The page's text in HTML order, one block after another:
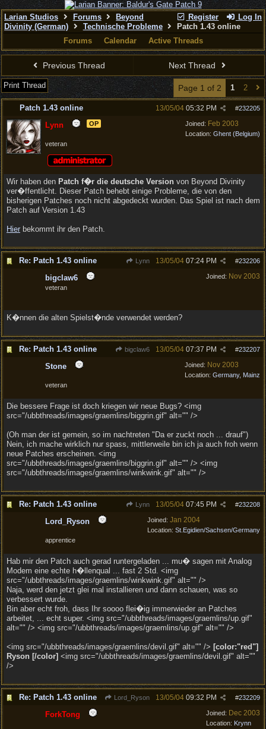
Register Log In
Larian Studios Forums
Beyond
Divinity (German)
Technische Probleme
Patch 1.43 online
Forums
Calendar Active Threads
Previous Thread Next Thread
Print Thread Page 1 of 2 1 2
Patch 1.43 online #232205
13/05/04 05:32 PM
Joined: Feb 2003
Location: Ghent (Belgium)
Lynn OP
veteran
Wir haben den Patch f�r die deutsche Version von Beyond Divinity
ver�ffentlicht. Dieser Patch behebt einige Probleme, die von den
bisherigen Patches noch nicht abgedeckt wurden. Das Spiel ist nach dem
Patch auf Version 1.43
Hier bekommt ihr den Patch.
Re: Patch 1.43 online Lynn #232206
13/05/04 07:24 PM
Joined: Nov 2003
bigclaw6
veteran
K�nnen die alten Spielst�nde verwendet werden?
Re: Patch 1.43 online bigclaw6 #232207
13/05/04 07:37 PM
Joined: Nov 2003
Location: Germany, Mainz
Stone
veteran
Die bessere Frage ist doch kriegen wir neue Bugs? <img
src="/ubbthreads/images/graemlins/biggrin.gif" alt="" />
(Oh man der ist gemein, so im nachtreten "Da er zuckt noch ... drauf")
Nein, ich mache wirklich nur spass, mittlerweile bin ich ja auch froh wenn
neue Patches erscheinen. <img
src="/ubbthreads/images/graemlins/biggrin.gif" alt="" /> <img
src="/ubbthreads/images/graemlins/winkwink.gif" alt="" />
Re: Patch 1.43 online Lynn #232208
13/05/04 07:45 PM
Joined: Jan 2004
Location: St.Egidien/Sachsen/Germany
Lord_Ryson
apprentice
Hab mir den Patch auch gerad runtergeladen ... mu� sagen mit Analog
Modem eine echte h�llenqual ... fast 2 Std. <img
src="/ubbthreads/images/graemlins/winkwink.gif" alt="" />
Naja, werd den jetzt glei mal installieren und dann schauen, was so
verbessert wurde.
Bin aber echt froh, dass Ihr soooo flei�ig immerwieder an Patches
arbeitet, ... echt super. <img src="/ubbthreads/images/graemlins/up.gif"
alt="" /> <img src="/ubbthreads/images/graemlins/up.gif" alt="" />
<img src="/ubbthreads/images/graemlins/devil.gif" alt="" /> [color:"red"]
Ryson [/color] <img src="/ubbthreads/images/graemlins/devil.gif" alt=""
/>
Re: Patch 1.43 online Lord_Ryson #232209
13/05/04 09:32 PM
Joined: Dec 2003
Location: Krynn
ForkTong